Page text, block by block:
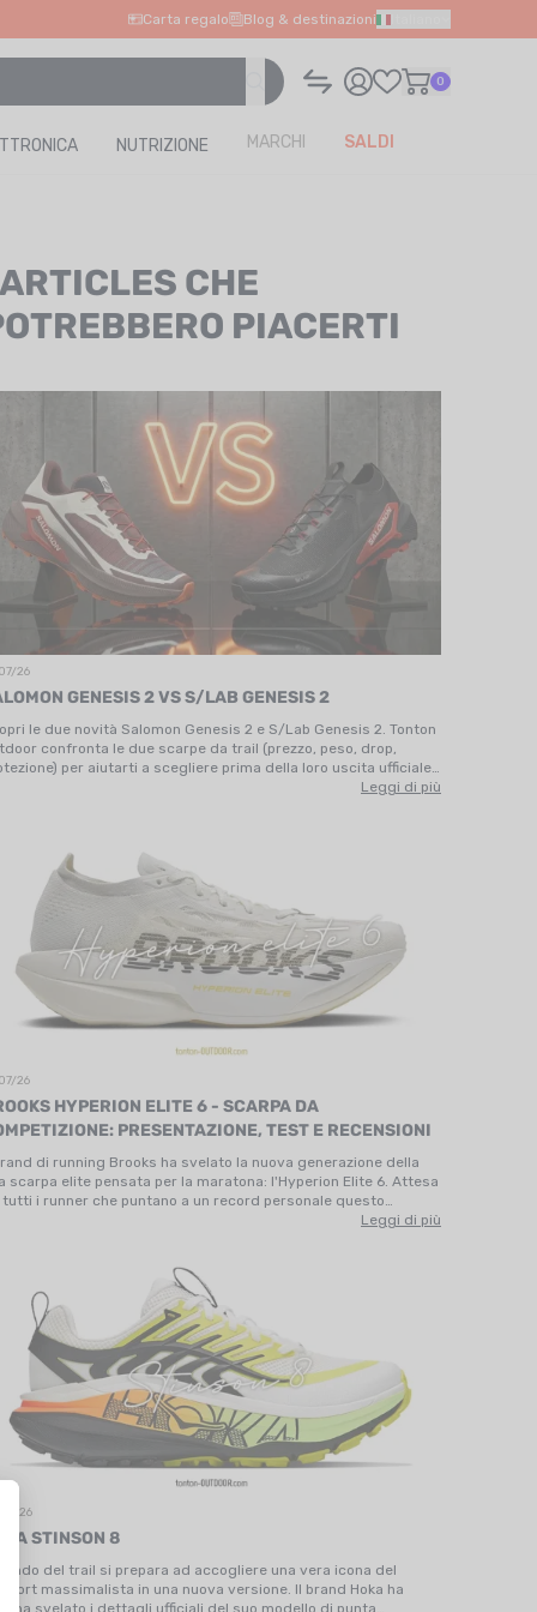
Carta regalo Blog & destinazioni Italiano
0
NUTRIZIONE MARCHI SALDI
CHE
PIACERTI
26
GENESIS 2 VS S/LAB GENESIS 2
le due novità Salomon Genesis 2 e S/Lab Genesis 2. Tonton
confronta le due scarpe da trail (prezzo, peso, drop,
per aiutarti a scegliere prima della loro uscita ufficiale
Leggi di più
26
HYPERION ELITE 6 - SCARPA DA
PRESENTAZIONE, TEST E RECENSIONI
di running Brooks ha svelato la nuova generazione della
scarpa elite pensata per la maratona: l'Hyperion Elite 6. Attesa
tutti i runner che puntano a un record personale questo
questa versione promette di essere la più completa della
Leggi di più
26
STINSON 8
del trail si prepara ad accogliere una vera icona del
massimalista in una nuova versione. Il brand Hoka ha